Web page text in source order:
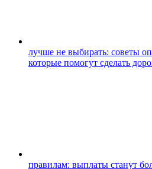
лучше не выбирать: советы
которые помогут сделать
правилам: выплаты станут